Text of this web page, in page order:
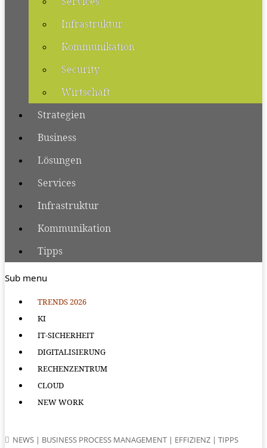
Infrastruktur
Kommunikation
Security
Wirtschaft
Strategien
Business
Lösungen
Services
Infrastruktur
Kommunikation
Tipps
Sub menu
TRENDS 2026
KI
IT-SICHERHEIT
DIGITALISIERUNG
RECHENZENTRUM
CLOUD
NEW WORK
NEWS | BUSINESS PROCESS MANAGEMENT | EFFIZIENZ | TIPPS